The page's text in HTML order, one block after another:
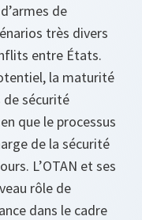
de
très divers
entre États.
la maturité
de sécurité
que le processus
de la sécurité
L’OTAN et ses
rôle de
dans le cadre